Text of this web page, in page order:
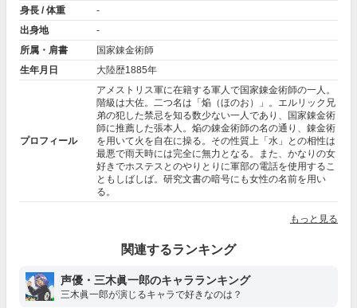
身長 / 体重
-
出身地
-
所属・肩書
国家錬金術師
生年月日
大陸歴1885年
プロフィール
アメストリス軍に在籍する軍人で国家錬金術師の一人。
階級は大佐。二つ名は「焔（ほのお）」。エルリック兄
弟の犯した禁忌を知る数少ない一人であり、国家錬金術
師に推薦した張本人。焔の錬金術師の名の通り、錬金術
を用いて火を自在に操る。その性質上「水」との相性は
最悪で雨天時には完全に無力となる。また、かなりの女
好きでホステスとのやりとりに軍部の電話を使用するこ
ともしばしば。研究文書の暗号にも女性の名前を用い
る。
もっと見る
関連するランキング
声優・三木眞一郎のキャラランキング
三木眞一郎が演じるキャラで好きなのは？